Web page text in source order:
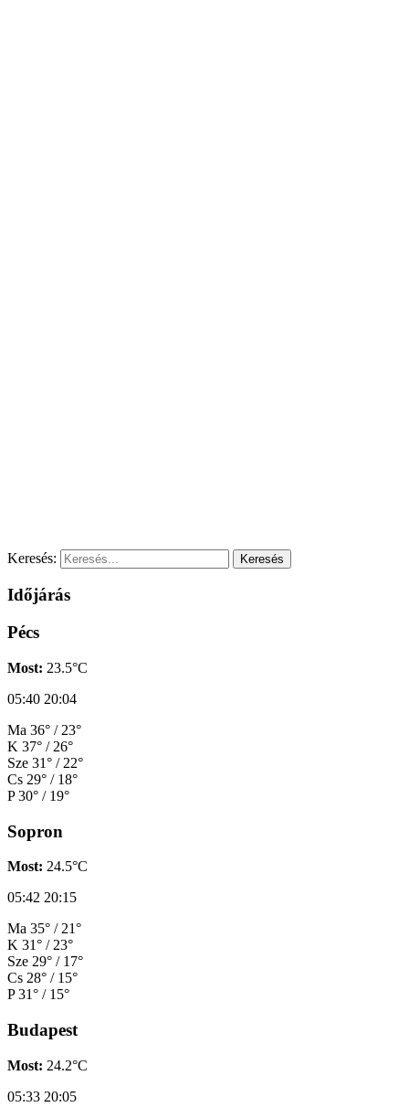
Keresés:
Időjárás
Pécs
Most: 23.5°C
05:40 20:04
Ma 36° / 23°
K 37° / 26°
Sze 31° / 22°
Cs 29° / 18°
P 30° / 19°
Sopron
Most: 24.5°C
05:42 20:15
Ma 35° / 21°
K 31° / 23°
Sze 29° / 17°
Cs 28° / 15°
P 31° / 15°
Budapest
Most: 24.2°C
05:33 20:05